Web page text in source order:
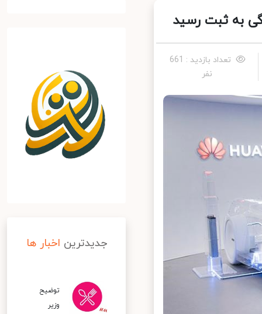
به ثبت رسید
تعداد بازدید : 661
نفر
جدیدترین اخبار ها
توضیح
وزیر